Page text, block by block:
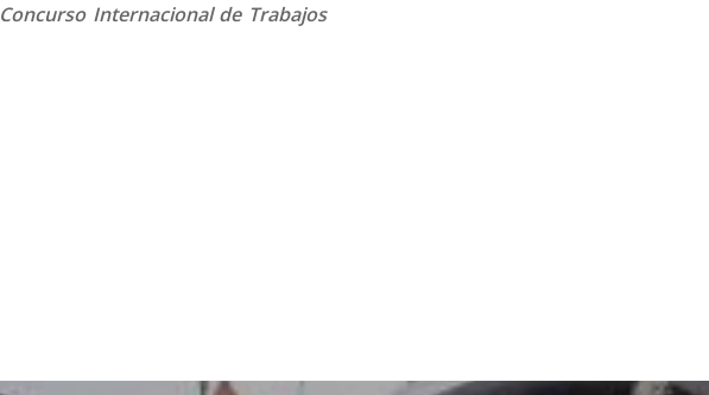
Concurso Internacional de Trabajos